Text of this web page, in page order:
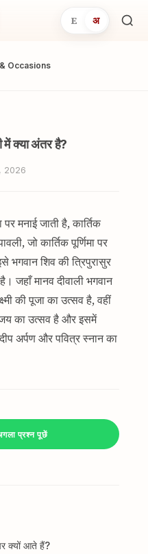
E अ
Occasions
में क्या अंतर है?
2026
पर मनाई जाती है, कार्तिक
जो कार्तिक पूर्णिमा पर
भगवान शिव की त्रिपुरासुर
जहाँ मानव दीवाली भगवान
की पूजा का उत्सव है, वहीं
का उत्सव है और इसमें
अर्पण और पवित्र स्नान का
प्रश्न पूछें
क्यों आते हैं?